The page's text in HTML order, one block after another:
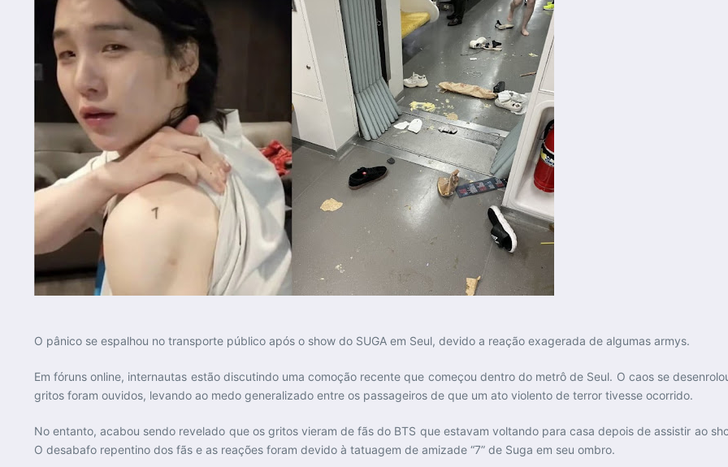
O pânico se espalhou no transporte público após o show do SUGA em Seul, devido a reação exagerada de algumas armys.
Em fóruns online, internautas estão discutindo uma comoção recente que começou dentro do metrô de Seul. O caos se
gritos foram ouvidos, levando ao medo generalizado entre os passageiros de que um ato violento de terror tivesse ocorrido.
No entanto, acabou sendo revelado que os gritos vieram de fãs do BTS que estavam voltando para casa depois de assistir ao
O desabafo repentino dos fãs e as reações foram devido à tatuagem de amizade “7” de Suga em seu ombro.